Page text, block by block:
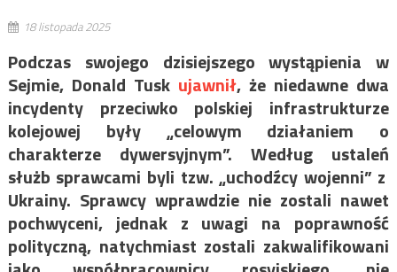
18 listopada 2025
Podczas swojego dzisiejszego wystąpienia w
Sejmie, Donald Tusk ujawnił, że niedawne dwa
incydenty przeciwko polskiej infrastrukturze
kolejowej były „celowym działaniem o
charakterze dywersyjnym”. Według ustaleń
służb sprawcami byli tzw. „uchodźcy wojenni” z
Ukrainy. Sprawcy wprawdzie nie zostali nawet
pochwyceni, jednak z uwagi na poprawność
polityczną, natychmiast zostali zakwalifikowani